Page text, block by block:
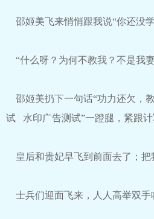
邵姬美飞来悄悄跟我说“你还没
“什么呀？为何不教我？不是我
邵姬美扔下一句话“功力还欠，
试 水印广告测试”一蹬腿，紧跟计
皇后和贵妃早飞到前面去了；
士兵们迎面飞来，人人高举双手